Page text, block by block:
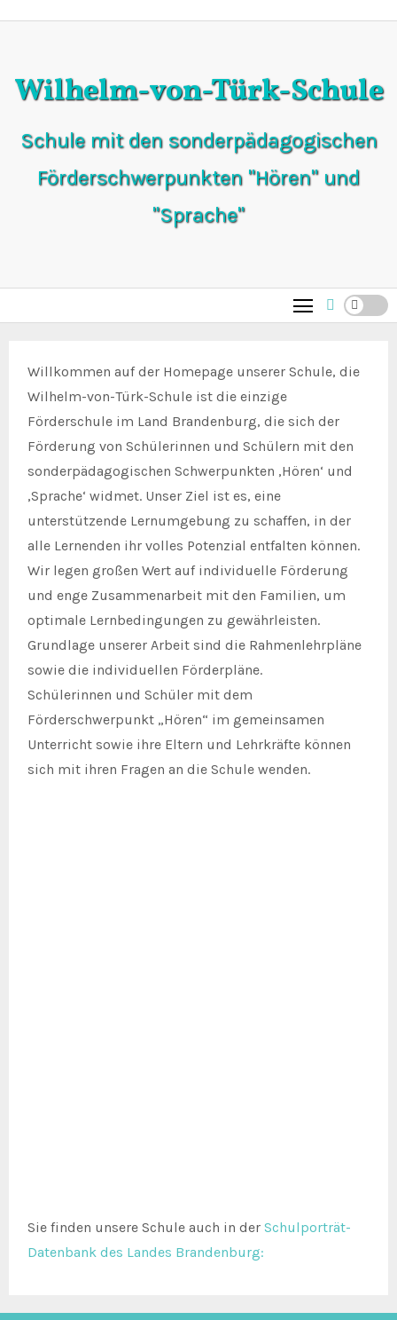
Wilhelm-von-Türk-Schule
Schule mit den sonderpädagogischen
Förderschwerpunkten "Hören" und
"Sprache"
Willkommen auf der Homepage unserer Schule, die
Wilhelm-von-Türk-Schule ist die einzige
Förderschule im Land Brandenburg, die sich der
Förderung von Schülerinnen und Schülern mit den
sonderpädagogischen Schwerpunkten ‚Hören‘ und
‚Sprache‘ widmet. Unser Ziel ist es, eine
unterstützende Lernumgebung zu schaffen, in der
alle Lernenden ihr volles Potenzial entfalten können.
Wir legen großen Wert auf individuelle Förderung
und enge Zusammenarbeit mit den Familien, um
optimale Lernbedingungen zu gewährleisten.
Grundlage unserer Arbeit sind die Rahmenlehrpläne
sowie die individuellen Förderpläne.
Schülerinnen und Schüler mit dem
Förderschwerpunkt „Hören“ im gemeinsamen
Unterricht sowie ihre Eltern und Lehrkräfte können
sich mit ihren Fragen an die Schule wenden.
Sie finden unsere Schule auch in der Schulporträt-
Datenbank des Landes Brandenburg: